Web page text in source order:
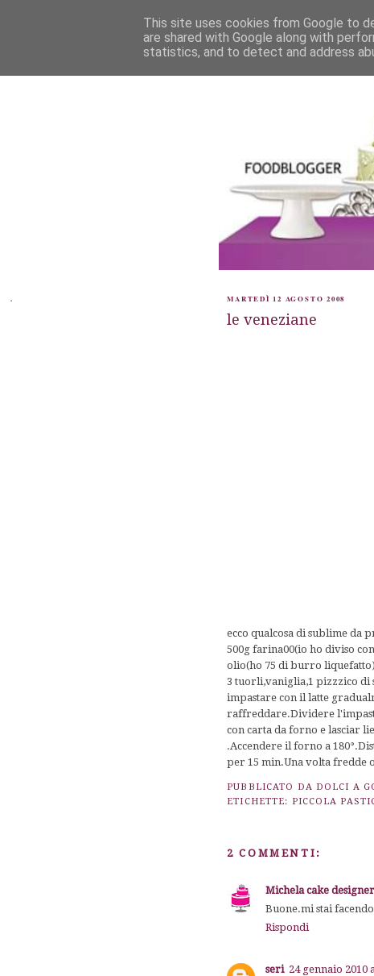
. MARTEDÌ 12 AGOSTO 2008
le veneziane
ecco qualcosa di sublime da
500g farina00(io ho diviso
olio(ho 75 di burro
3 tuorli,vaniglia,1 pizzzico di
impastare con il latte
raffreddare.Dividere
con carta da forno e lasciar
.Accendere il forno a
per 15 min.Una volta fredde
PUBBLICATO DA DOLCI A
ETICHETTE: PICCOLA
2 COMMENTI:
Michela cake designer
Buone.mi stai
Rispondi
seri 24 gennaio 2010
This site uses cookies from Google to
are shared with Google along with
statistics, and to detect and address